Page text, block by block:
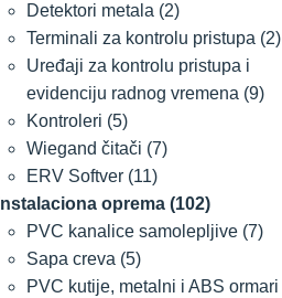
Detektori metala (2)
Terminali za kontrolu pristupa (2)
Uređaji za kontrolu pristupa i
evidenciju radnog vremena (9)
Kontroleri (5)
Wiegand čitači (7)
ERV Softver (11)
Instalaciona oprema (102)
PVC kanalice samolepljive (7)
Sapa creva (5)
PVC kutije, metalni i ABS ormari